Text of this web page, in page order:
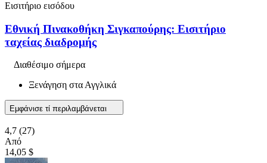
Εισιτήριο εισόδου
Εθνική Πινακοθήκη Σιγκαπούρης: Εισιτήριο
ταχείας διαδρομής
Διαθέσιμο σήμερα
Ξενάγηση στα Αγγλικά
Εμφάνισε τί περιλαμβάνεται
4,7 (27)
Από
14,05 $